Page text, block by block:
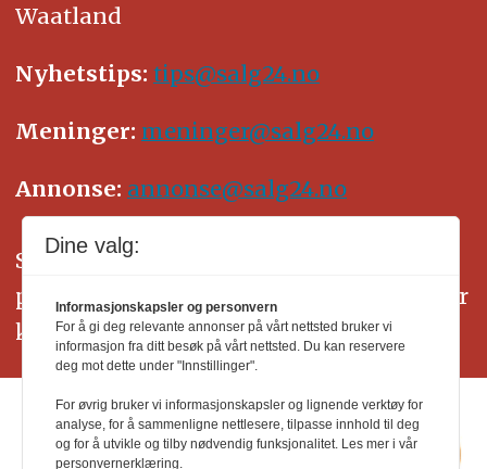
Waatland
Nyhetstips: tips@salg24.no
Meninger: meninger@salg24.no
Annonse: annonse@salg24.no
SALG24 arbeider etter Vær Varsom-
plakatens regler for god presseskikk. Her
kan du lese mer omPFUsarbeid.
Dine valg:
Informasjonskapsler og personvern
For å gi deg relevante annonser på vårt nettsted bruker vi
informasjon fra ditt besøk på vårt nettsted. Du kan reservere
deg mot dette under "Innstillinger".
For øvrig bruker vi informasjonskapsler og lignende verktøy for
analyse, for å sammenligne nettlesere, tilpasse innhold til deg
og for å utvikle og tilby nødvendig funksjonalitet. Les mer i vår
personvernerklæring.